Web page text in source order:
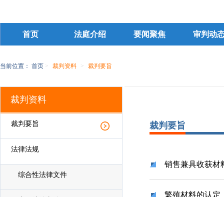
首页 法庭介绍 要闻聚焦 审判动
当前位置： 首页 > 裁判资料 > 裁判要旨
裁判资料
裁判要旨
法律法规
综合性法律文件
裁判要旨
销售兼具收获材
繁殖材料的认定